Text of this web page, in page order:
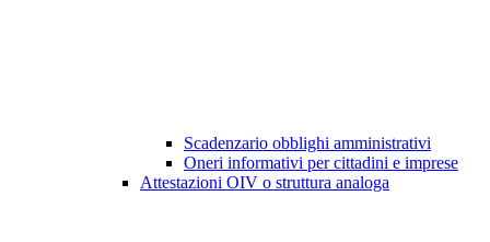
Scadenzario obblighi amministrativi
Oneri informativi per cittadini e imprese
Attestazioni OIV o struttura analoga